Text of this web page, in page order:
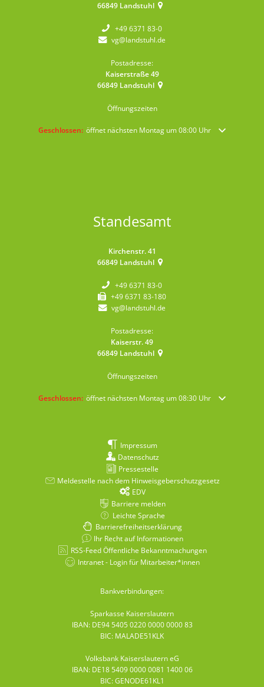
66849 Landstuhl
+49 6371 83-0
vg@landstuhl.de
Postadresse:
Kaiserstraße 49
66849 Landstuhl
Öffnungszeiten
Klicken, um weitere Öffnungs- oder Schließzeiten auszublenden
Geschlossen: öffnet nächsten Montag um 08:00 Uhr
Standesamt
Kirchenstr. 41
66849 Landstuhl
+49 6371 83-0
+49 6371 83-180
vg@landstuhl.de
Postadresse:
Kaiserstr. 49
66849 Landstuhl
Öffnungszeiten
Klicken, um weitere Öffnungs- oder Schließzeiten auszublenden
Geschlossen: öffnet nächsten Montag um 08:30 Uhr
Impressum
Datenschutz
Pressestelle
Meldestelle nach dem Hinweisgeberschutzgesetz
EDV
Barriere melden
Leichte Sprache
Barrierefreiheitserklärung
Ihr Recht auf Informationen
RSS-Feed Öffentliche Bekanntmachungen
Intranet - Login für Mitarbeiter*innen
Bankverbindungen:
Sparkasse Kaiserslautern
IBAN: DE94 5405 0220 0000 0000 83
BIC: MALADE51KLK
Volksbank Kaiserslautern eG
IBAN: DE18 5409 0000 0081 1400 06
BIC: GENODE61KL1